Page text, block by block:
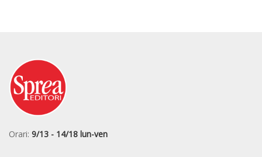
Orari: 9/13 - 14/18 lun-ven